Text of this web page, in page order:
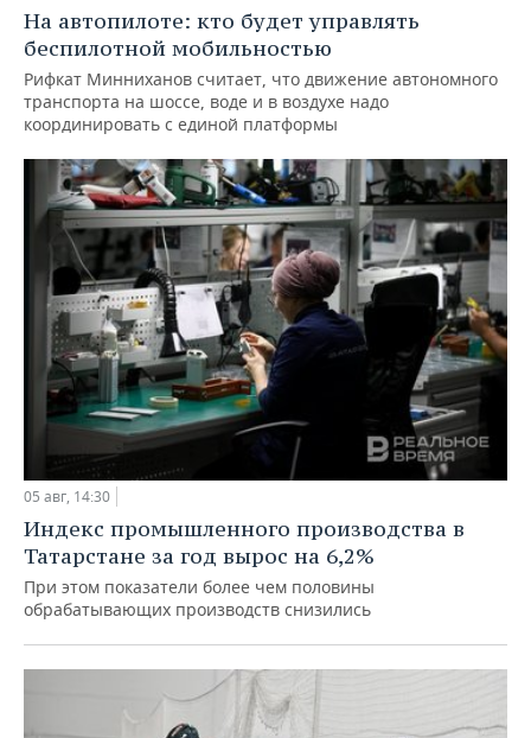
На автопилоте: кто будет управлять
беспилотной мобильностью
Рифкат Минниханов считает, что движение автономного
транспорта на шоссе, воде и в воздухе надо
координировать с единой платформы
05 авг, 14:30
Индекс промышленного производства в
Татарстане за год вырос на 6,2%
При этом показатели более чем половины
обрабатывающих производств снизились